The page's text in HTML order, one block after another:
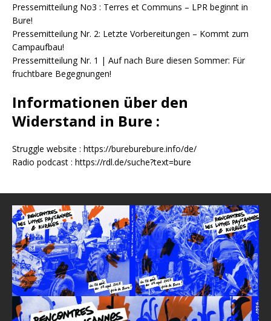
Pressemitteilung No3 : Terres et Communs – LPR beginnt in
Bure!
Pressemitteilung Nr. 2: Letzte Vorbereitungen – Kommt zum
Campaufbau!
Pressemitteilung Nr. 1 | Auf nach Bure diesen Sommer: Für
fruchtbare Begegnungen!
Informationen über den
Widerstand in Bure :
Struggle website : https://bureburebure.info/de/
Radio podcast : https://rdl.de/suche?text=bure